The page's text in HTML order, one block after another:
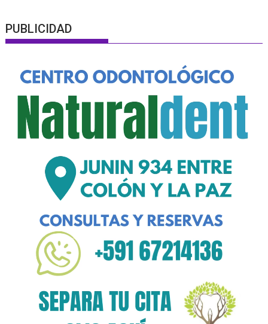
PUBLICIDAD